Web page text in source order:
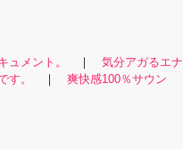
ュメント。 ｜ 気分アガるエナ
す。 ｜ 爽快感100％サウン